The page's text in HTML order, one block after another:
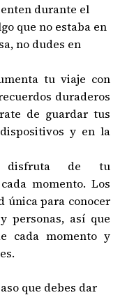
durante el
que no estaba en
no dudes en
tu viaje con
duraderos
de guardar tus
y en la
disfruta de tu
momento. Los
única para conocer
personas, así que
cada momento y
que debes dar